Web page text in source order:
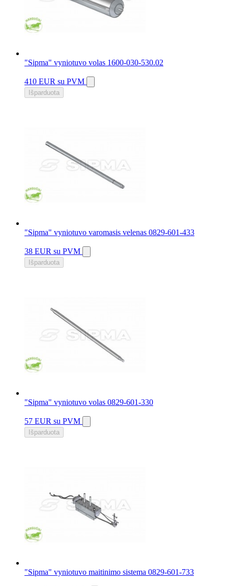
"Sipma" vyniotuvo volas 1600-030-530.02
410 EUR su PVM
Išparduota
"Sipma" vyniotuvo varomasis velenas 0829-601-433
38 EUR su PVM
Išparduota
"Sipma" vyniotuvo volas 0829-601-330
57 EUR su PVM
Išparduota
"Sipma" vyniotuvo maitinimo sistema 0829-601-733